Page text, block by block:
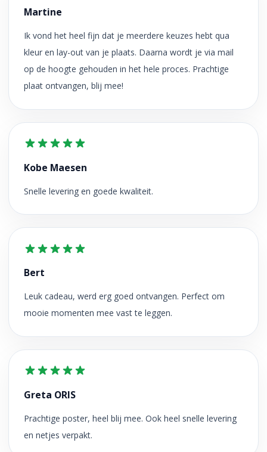
Martine
Ik vond het heel fijn dat je meerdere keuzes hebt qua
kleur en lay-out van je plaats. Daarna wordt je via mail
op de hoogte gehouden in het hele proces. Prachtige
plaat ontvangen, blij mee!
Kobe Maesen
Snelle levering en goede kwaliteit.
Bert
Leuk cadeau, werd erg goed ontvangen. Perfect om
mooie momenten mee vast te leggen.
Greta ORIS
Prachtige poster, heel blij mee. Ook heel snelle levering
en netjes verpakt.